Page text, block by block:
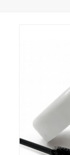
340,000 تومان